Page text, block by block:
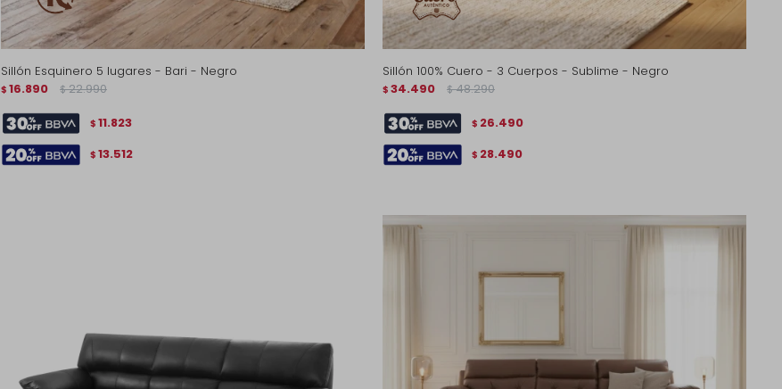
Sillón Esquinero 5 lugares - Bari - Negro
$ 16.890 $ 22.990
$ 11.823
$ 13.512
Sillón 100% Cuero - 3 Cuerpos - Sublime - Negro
$ 34.490 $ 48.290
$ 26.490
$ 28.490